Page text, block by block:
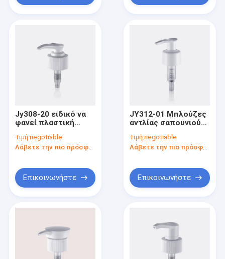
Jy308-20 ειδικό να
φανεί πλαστική
σαπουνιών
ενεργοποιητών PP
περάτωση
Τιμή:negotiable
Λάβετε την πιο πρόσφατη τιμή
Επικοινωνήστε
JY312-01 Μπλούζες
αντλίας σαπουνιού
κλειδαριάς
Τιμή:negotiable
Επικοινωνήστε